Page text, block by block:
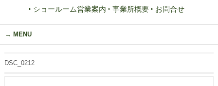
‣ ショールーム営業案内 ‣ 事業所概要 ‣ お問合せ
MENU
DSC_0212